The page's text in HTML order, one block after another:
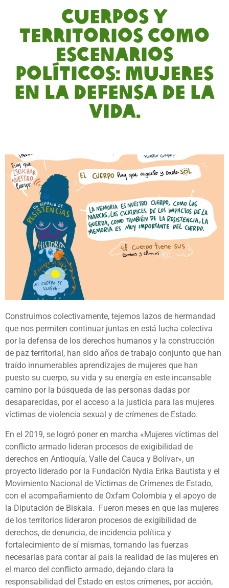
Cuerpos y
territorios como
escenarios
políticos: Mujeres
en la defensa de la
vida.
Construimos colectivamente, tejemos lazos de hermandad
que nos permiten continuar juntas en está lucha colectiva
por la defensa de los derechos humanos y la construcción
de paz territorial, han sido años de trabajo conjunto que han
traído innumerables aprendizajes de mujeres que han
puesto su cuerpo, su vida y su energía en este incansable
camino por la búsqueda de las personas dadas por
desaparecidas, por el acceso a la justicia para las mujeres
víctimas de violencia sexual y de crímenes de Estado.
En el 2019, se logró poner en marcha «Mujeres víctimas del
conflicto armado lideran procesos de exigibilidad de
derechos en Antioquía, Valle del Cauca y Bolívar», un
proyecto liderado por la Fundación Nydia Erika Bautista y el
Movimiento Nacional de Víctimas de Crímenes de Estado,
con el acompañamiento de Oxfam Colombia y el apoyo de
la Diputación de Biskaia. Fueron meses en que las mujeres
de los territorios lideraron procesos de exigibilidad de
derechos, de denuncia, de incidencia política y
fortalecimiento de sí mismas, tomando las fuerzas
necesarias para contar al país la realidad de las mujeres en
el marco del conflicto armado, dejando clara la
responsabilidad del Estado en estos crímenes, por acción,